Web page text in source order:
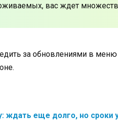
вас ждет
за обновлениями в меню
ждать еще долго, но сроки